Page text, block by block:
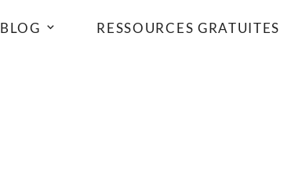
BLOG RESSOURCES GRATUITES